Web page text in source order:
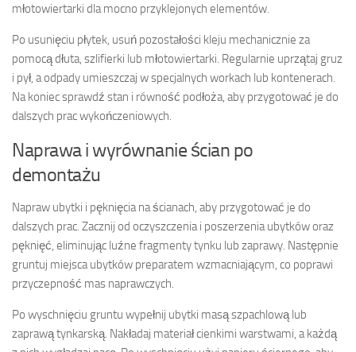
młotowiertarki dla mocno przyklejonych elementów.
Po usunięciu płytek, usuń pozostałości kleju mechanicznie za
pomocą dłuta, szlifierki lub młotowiertarki. Regularnie uprzątaj gruz
i pył, a odpady umieszczaj w specjalnych workach lub kontenerach.
Na koniec sprawdź stan i równość podłoża, aby przygotować je do
dalszych prac wykończeniowych.
Naprawa i wyrównanie ścian po
demontażu
Napraw ubytki i pęknięcia na ścianach, aby przygotować je do
dalszych prac. Zacznij od oczyszczenia i poszerzenia ubytków oraz
pęknięć, eliminując luźne fragmenty tynku lub zaprawy. Następnie
gruntuj miejsca ubytków preparatem wzmacniającym, co poprawi
przyczepność mas naprawczych.
Po wyschnięciu gruntu wypełnij ubytki masą szpachlową lub
zaprawą tynkarską. Nakładaj materiał cienkimi warstwami, a każdą